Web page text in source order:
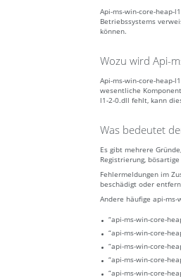
Api-ms-win-core-heap-
Betriebssystems
können.
Wozu wird Api-
Api-ms-win-core-heap-
wesentliche
l1-2-0.dll fehlt, kann
Was bedeutet
Es gibt mehrere
Registrierung,
Fehlermeldungen im
beschädigt oder
Andere häufige api-
“api-ms-win-core-
“api-ms-win-core-
“api-ms-win-core-
“api-ms-win-core-
“api-ms-win-core-